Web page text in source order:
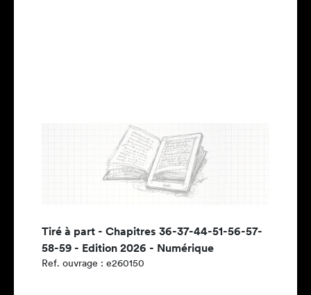
Tiré à part - Chapitres 36-37-44-51-56-57-
58-59 - Edition 2026 - Numérique
Ref. ouvrage : e260150